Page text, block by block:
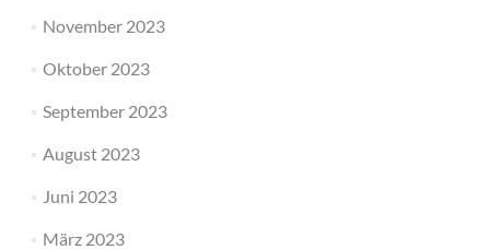
November 2023
Oktober 2023
September 2023
August 2023
Juni 2023
März 2023